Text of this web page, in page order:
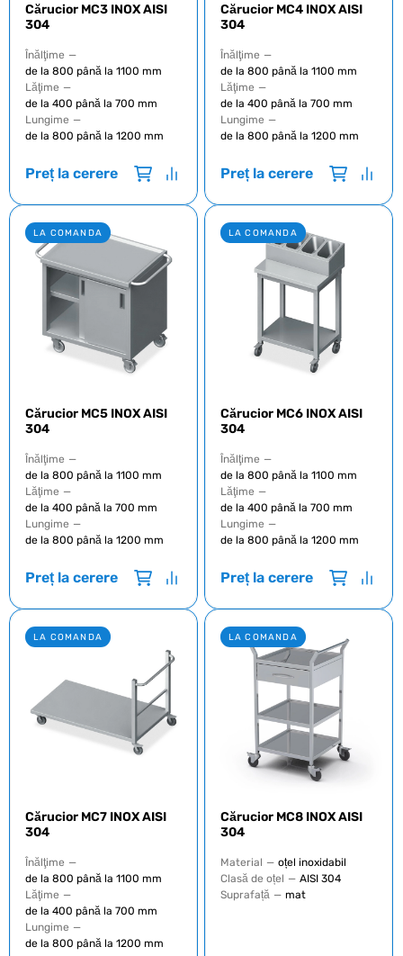
Cărucior MC3 INOX AISI
304
Înălţime —
de la 800 până la 1100 mm
Lăţime —
de la 400 până la 700 mm
Lungime —
de la 800 până la 1200 mm
Preț la cerere
Cărucior MC4 INOX AISI
304
Înălţime —
de la 800 până la 1100 mm
Lăţime —
de la 400 până la 700 mm
Lungime —
de la 800 până la 1200 mm
Preț la cerere
LA COMANDA
Cărucior MC5 INOX AISI
304
Înălţime —
de la 800 până la 1100 mm
Lăţime —
de la 400 până la 700 mm
Lungime —
de la 800 până la 1200 mm
Preț la cerere
LA COMANDA
Cărucior MC6 INOX AISI
304
Înălţime —
de la 800 până la 1100 mm
Lăţime —
de la 400 până la 700 mm
Lungime —
de la 800 până la 1200 mm
Preț la cerere
LA COMANDA
Cărucior MC7 INOX AISI
304
Înălţime —
de la 800 până la 1100 mm
Lăţime —
de la 400 până la 700 mm
Lungime —
de la 800 până la 1200 mm
LA COMANDA
Cărucior MC8 INOX AISI
304
Material — oțel inoxidabil
Clasă de oțel — AISI 304
Suprafață — mat